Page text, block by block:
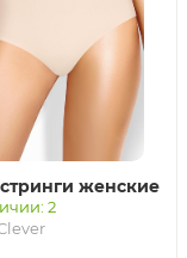
женские
2